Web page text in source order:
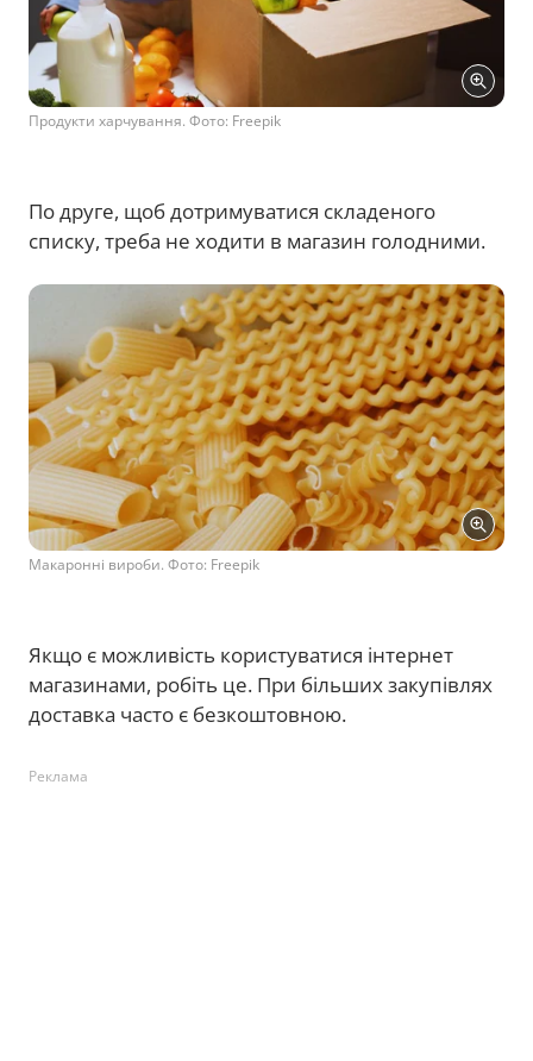
Продукти харчування. Фото: Freepik
По друге, щоб дотримуватися складеного
списку, треба не ходити в магазин голодними.
Макаронні вироби. Фото: Freepik
Якщо є можливість користуватися інтернет
магазинами, робіть це. При більших закупівлях
доставка часто є безкоштовною.
Реклама